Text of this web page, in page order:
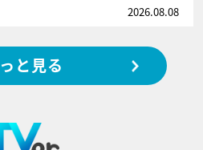
2026.08.08
と見る